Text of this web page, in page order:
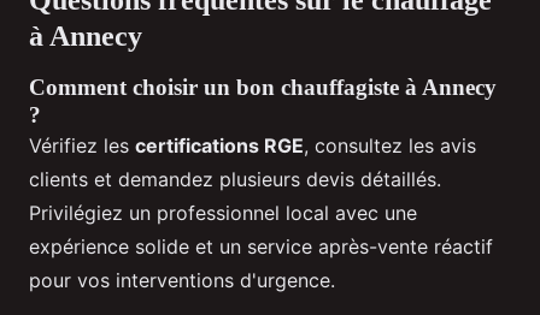
à Annecy
Comment choisir un bon chauffagiste à Annecy
?
Vérifiez les certifications RGE, consultez les avis
clients et demandez plusieurs devis détaillés.
Privilégiez un professionnel local avec une
expérience solide et un service après-vente réactif
pour vos interventions d'urgence.